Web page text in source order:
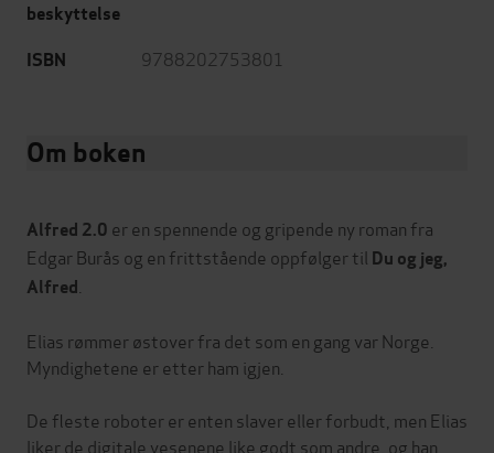
beskyttelse
ISBN 9788202753801
Om boken
Alfred 2.0 er en spennende og gripende ny roman fra
Edgar Burås og en frittstående oppfølger til Du og jeg,
Alfred
Elias rømmer østover fra det som en gang var Norge.
Myndighetene er etter ham igjen.
De fleste roboter er enten slaver eller forbudt, men Elias
liker de digitale vesenene like godt som andre, og han